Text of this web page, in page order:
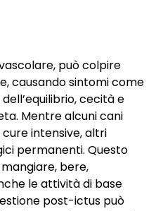
può colpire
causando sintomi come
cecità e
Mentre alcuni cani
intensive, altri
permanenti. Questo
bere,
le attività di base
post-ictus può